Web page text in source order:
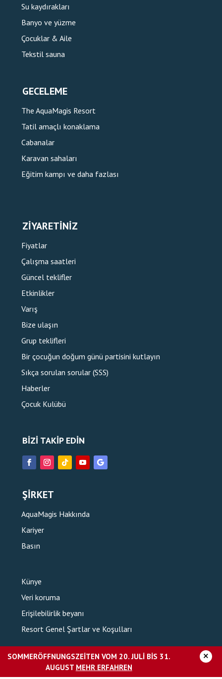
SOMMERÖFFNUNGSZEITEN VOM 20. JULI BIS 31.
AUGUST MEHR ERFAHREN
×
Su kaydırakları
Banyo ve yüzme
Çocuklar & Aile
Tekstil sauna
GECELEME
The AquaMagis Resort
Tatil amaçlı konaklama
Cabanalar
Karavan sahaları
Eğitim kampı ve daha fazlası
ZIYARETINIZ
Fiyatlar
Çalışma saatleri
Güncel teklifler
Etkinlikler
Varış
Bize ulaşın
Grup teklifleri
Bir çocuğun doğum günü partisini kutlayın
Sıkça sorulan sorular (SSS)
Haberler
Çocuk Kulübü
BIZI TAKIP EDIN
ŞIRKET
AquaMagis Hakkında
Kariyer
Basın
Künye
Veri koruma
Erişilebilirlik beyanı
Resort Genel Şartlar ve Koşulları
AQUAMAGIS’TEKI FITNESS STÜDYOSU